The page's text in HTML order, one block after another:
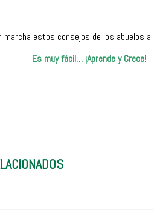
marcha estos consejos de los abuelos a
Es muy fácil… ¡Aprende y Crece!